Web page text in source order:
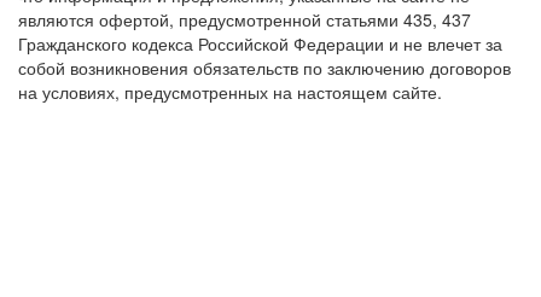
являются офертой, предусмотренной статьями 435, 437
Гражданского кодекса Российской Федерации и не влечет за
собой возникновения обязательств по заключению договоров
на условиях, предусмотренных на настоящем сайте.